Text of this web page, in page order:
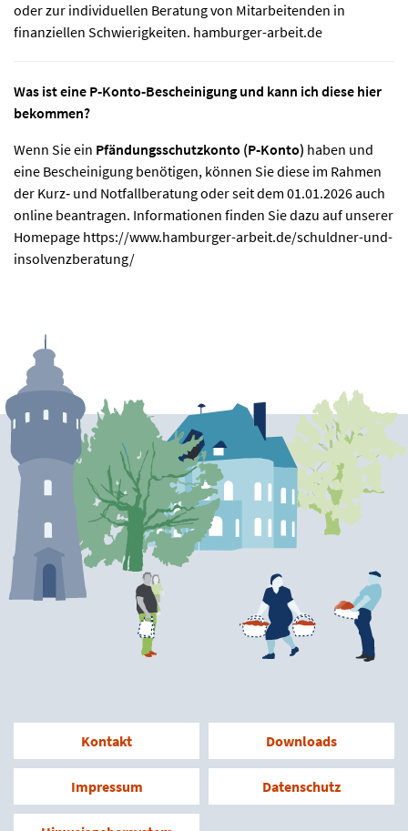
oder zur individuellen Beratung von Mitarbeitenden in
finanziellen Schwierigkeiten. hamburger-arbeit.de
Was ist eine P‑Konto‑Bescheinigung und kann ich diese hier
bekommen?
Wenn Sie ein Pfändungsschutzkonto (P‑Konto) haben und
eine Bescheinigung benötigen, können Sie diese im Rahmen
der Kurz‑ und Notfallberatung oder seit dem 01.01.2026 auch
online beantragen. Informationen finden Sie dazu auf unserer
Homepage https://www.hamburger-arbeit.de/schuldner-und-
insolvenzberatung/
Kontakt Downloads
Impressum Datenschutz